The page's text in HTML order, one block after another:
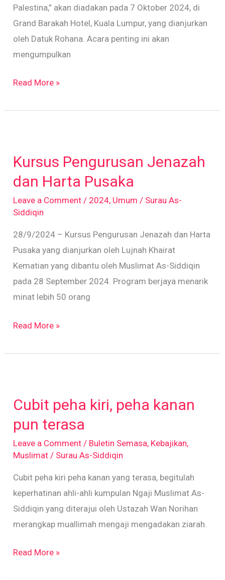
Palestina,” akan diadakan pada 7 Oktober 2024, di
Grand Barakah Hotel, Kuala Lumpur, yang dianjurkan
oleh Datuk Rohana. Acara penting ini akan
mengumpulkan
Read More »
Kursus Pengurusan Jenazah
dan Harta Pusaka
Leave a Comment / 2024, Umum / Surau As-
Siddiqin
28/9/2024 – Kursus Pengurusan Jenazah dan Harta
Pusaka yang dianjurkan oleh Lujnah Khairat
Kematian yang dibantu oleh Muslimat As-Siddiqin
pada 28 September 2024. Program berjaya menarik
minat lebih 50 orang
Jenazah
dan
Pusaka
Read More »
Cubit peha kiri, peha kanan
pun terasa
Leave a Comment / Buletin Semasa, Kebajikan,
Muslimat / Surau As-Siddiqin
Cubit peha kiri peha kanan yang terasa, begitulah
keperhatinan ahli-ahli kumpulan Ngaji Muslimat As-
Siddiqin yang diterajui oleh Ustazah Wan Norihan
merangkap muallimah mengaji mengadakan ziarah.
kiri,
peha
kanan
pun
Read More »